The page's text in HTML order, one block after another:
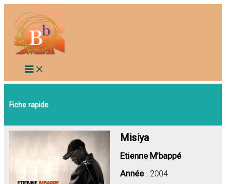
contenu
Fiche rapide
Misiya
Etienne M’bappé
Année: 2004